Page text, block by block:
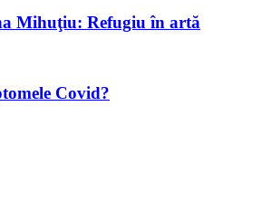
Mihuţiu: Refugiu în artă
Covid?